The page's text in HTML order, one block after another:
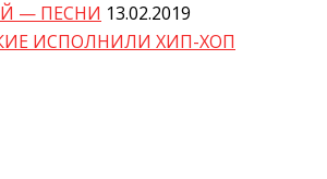
— ПЕСНИ 13.02.2019
ИСПОЛНИЛИ ХИП-ХОП